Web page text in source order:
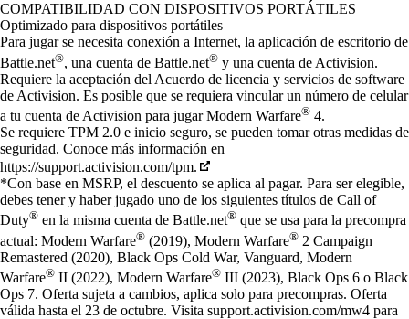
Available actions
COMPATIBILIDAD CON DISPOSITIVOS PORTÁTILES
Optimizado para dispositivos portátiles
Para jugar se necesita conexión a Internet, la aplicación de escritorio de
Battle.net®, una cuenta de Battle.net® y una cuenta de Activision.
Requiere la aceptación del Acuerdo de licencia y servicios de software
de Activision. Es posible que se requiera vincular un número de celular
a tu cuenta de Activision para jugar Modern Warfare® 4.
Se requiere TPM 2.0 e inicio seguro, se pueden tomar otras medidas de
seguridad. Conoce más información en
https://support.activision.com/tpm.
*Con base en MSRP, el descuento se aplica al pagar. Para ser elegible,
debes tener y haber jugado uno de los siguientes títulos de Call of
Duty® en la misma cuenta de Battle.net® que se usa para la precompra
actual: Modern Warfare® (2019), Modern Warfare® 2 Campaign
Remastered (2020), Black Ops Cold War, Vanguard, Modern
Warfare® II (2022), Modern Warfare® III (2023), Black Ops 6 o Black
Ops 7. Oferta sujeta a cambios, aplica solo para precompras. Oferta
válida hasta el 23 de octubre. Visita support.activision.com/mw4 para